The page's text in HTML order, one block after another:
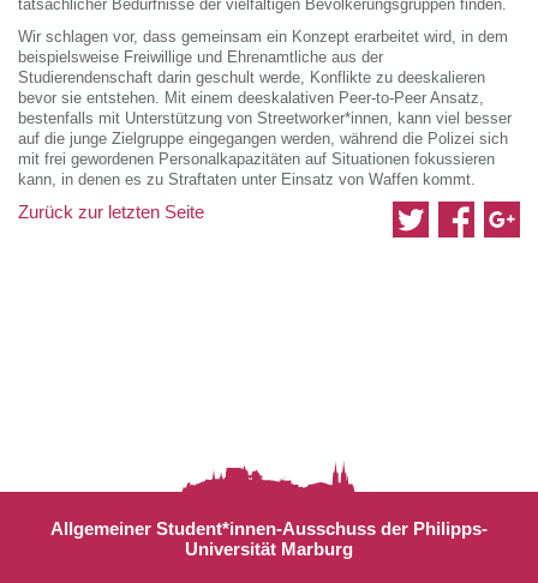
tatsächlicher Bedürfnisse der vielfältigen Bevölkerungsgruppen finden.
Wir schlagen vor, dass gemeinsam ein Konzept erarbeitet wird, in dem
beispielsweise Freiwillige und Ehrenamtliche aus der
Studierendenschaft darin geschult werde, Konflikte zu deeskalieren
bevor sie entstehen. Mit einem deeskalativen Peer-to-Peer Ansatz,
bestenfalls mit Unterstützung von Streetworker*innen, kann viel besser
auf die junge Zielgruppe eingegangen werden, während die Polizei sich
mit frei gewordenen Personalkapazitäten auf Situationen fokussieren
kann, in denen es zu Straftaten unter Einsatz von Waffen kommt.
Zurück zur letzten Seite
Allgemeiner Student*innen-Ausschuss der Philipps-
Universität Marburg